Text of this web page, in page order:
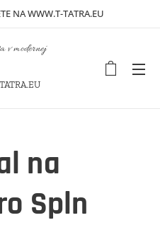
NA WWW.T-TATRA.EU
v modernej
na
Spln